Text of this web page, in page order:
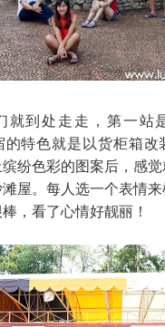
就到处走走，第一站
的特色就是以货柜箱改
纷色彩的图案后，感
屋。 每人选一个表情
，看了心情好靓丽！